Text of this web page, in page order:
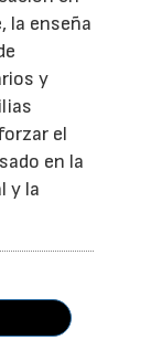
la enseña
y
el
en la
y la